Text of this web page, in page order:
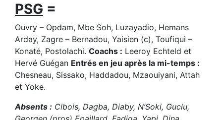
PSG =
Ouvry – Opdam, Mbe Soh, Luzayadio, Hemans
Arday, Zagre – Bernadou, Yaisien (c), Toufiqui –
Konaté, Postolachi. Coachs : Leeroy Echteld et
Hervé Guégan Entrés en jeu après la mi-temps :
Chesneau, Sissako, Haddadou, Mzaouiyani, Attah
et Yoke.
Absents : Cibois, Dagba, Diaby, N’Soki, Guclu,